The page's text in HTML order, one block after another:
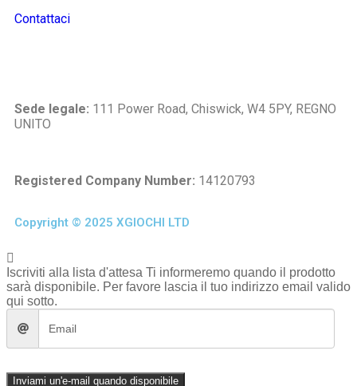
Contattaci
Sede legale: 111 Power Road, Chiswick, W4 5PY, REGNO
UNITO
Registered Company Number: 14120793
Copyright © 2025 XGIOCHI LTD
Iscriviti alla lista d'attesa Ti informeremo quando il prodotto
sarà disponibile. Per favore lascia il tuo indirizzo email valido
qui sotto.
Inviami un'e-mail quando disponibile